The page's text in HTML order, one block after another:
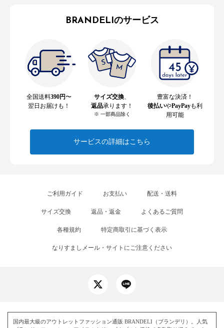
BRANDELIのサービス
全国送料390円〜
翌日お届けも！
サイズ交換
返品承ります！
※ 一部商品除く
豊富な決済！
後払いやPayPayも利
用可能
サービスの詳細はこちら
ご利用ガイド お支払い 配送・送料
サイズ交換 返品・返金 よくあるご質問
各種規約 特定商取引に基づく表示
なりすましメール・サイトにご注意ください
国内最大級のアウトレットファッション通販 BRANDELI（ブランデリ）。人気